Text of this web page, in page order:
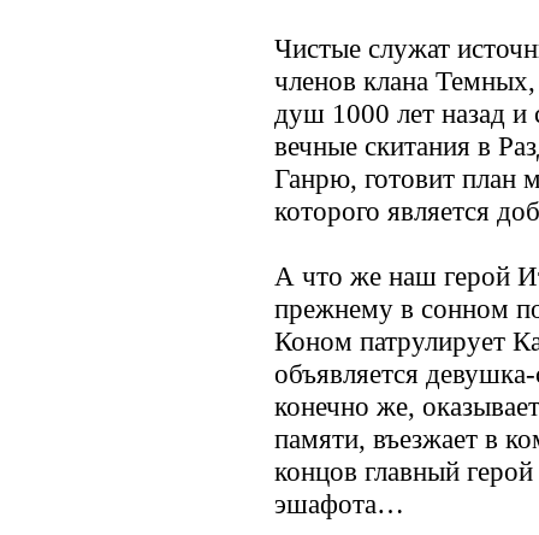
Чистые служат
членов клана
душ 1000 лет назад и
вечные скитания в
Ганрю, готовит план
которого является
А что же наш герой
прежнему в сонном
Коном патрулирует
объявляется
конечно же,
памяти, въезжает в
концов главный герой
эшафота…